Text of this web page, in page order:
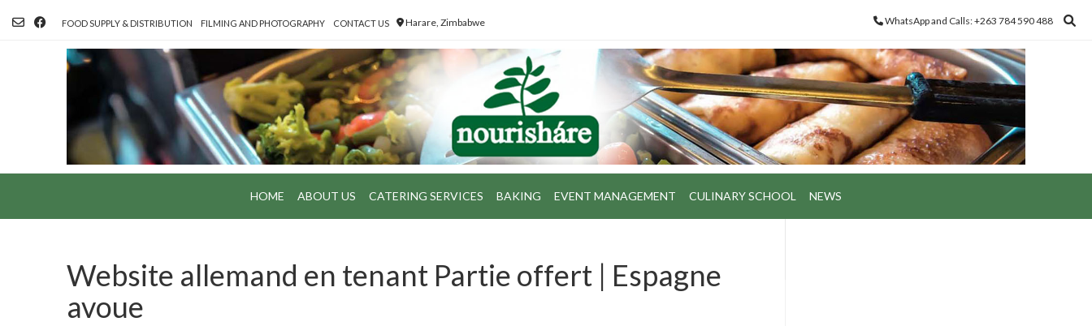
FOOD SUPPLY & DISTRIBUTION FILMING AND PHOTOGRAPHY CONTACT US Harare, Zimbabwe WhatsApp and Calls: +263 784 590 488
HOME ABOUT US CATERING SERVICES BAKING EVENT MANAGEMENT CULINARY SCHOOL NEWS
Website allemand en tenant Partie offert | Espagne
avoue